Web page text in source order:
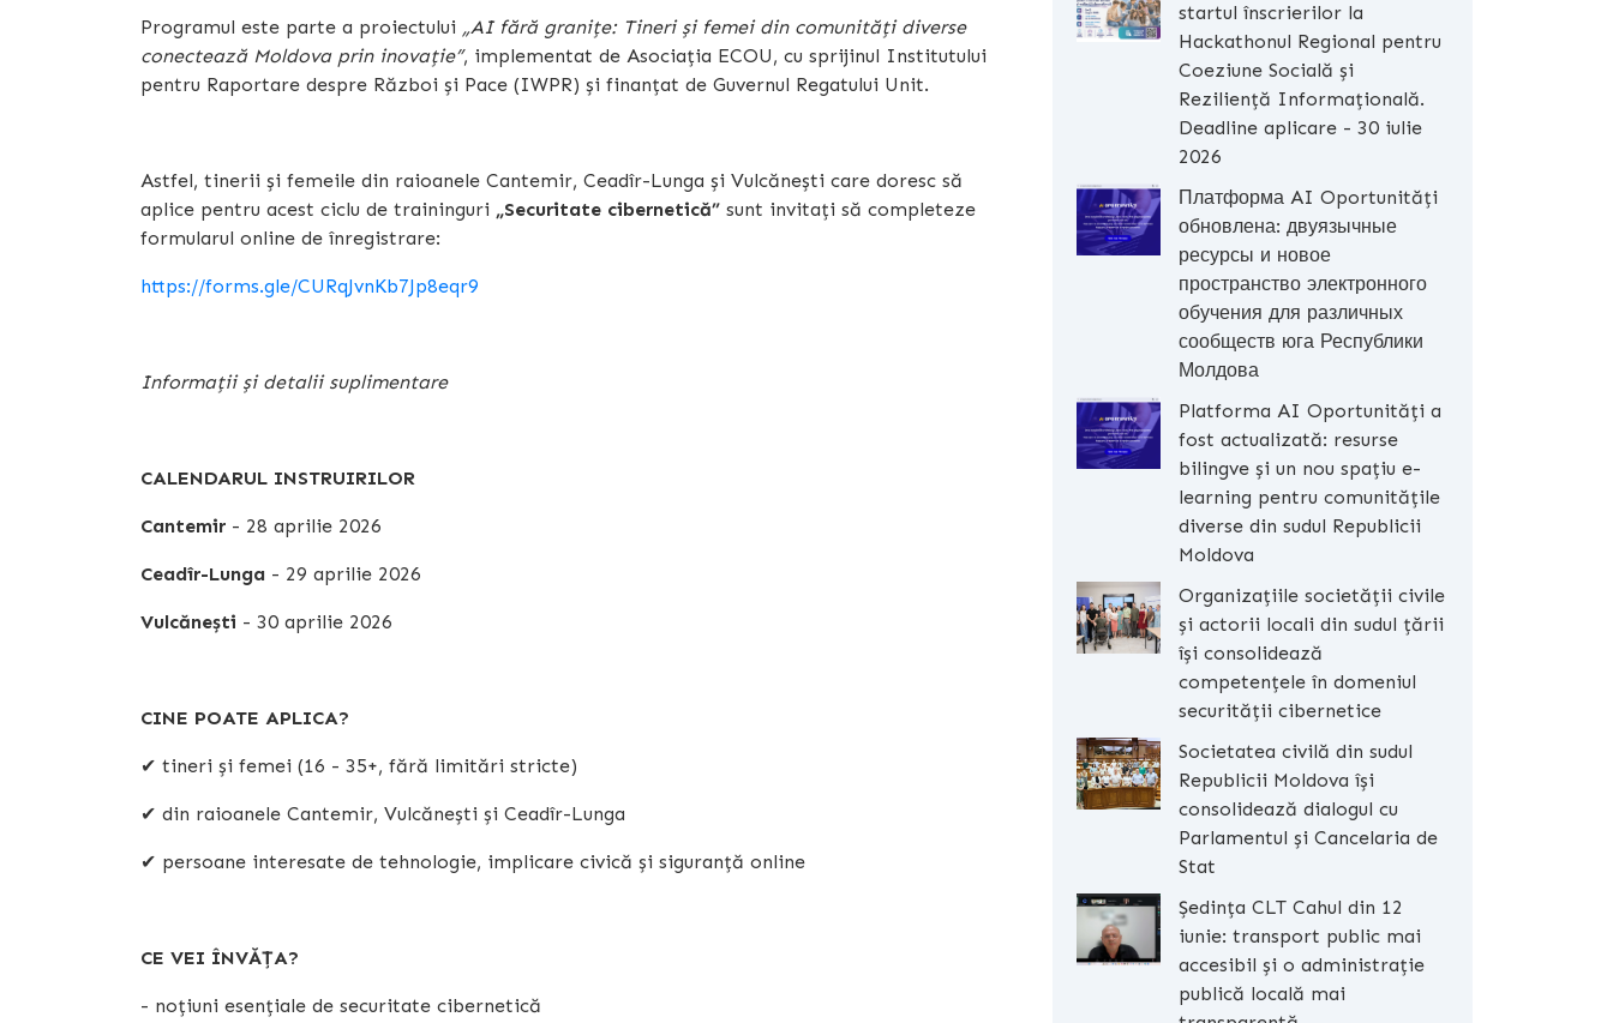
Programul este parte a proiectului „AI fără granițe: Tineri și femei din comunități diverse
conectează Moldova prin inovație”, implementat de Asociația ECOU, cu sprijinul Institutului
pentru Raportare despre Război și Pace (IWPR) și finanțat de Guvernul Regatului Unit.
Astfel, tinerii și femeile din raioanele Cantemir, Ceadîr-Lunga și Vulcănești care doresc să
aplice pentru acest ciclu de traininguri „Securitate cibernetică” sunt invitați să completeze
formularul online de înregistrare:
https://forms.gle/CURqJvnKb7Jp8eqr9
Informații și detalii suplimentare
CALENDARUL INSTRUIRILOR
Cantemir - 28 aprilie 2026
Ceadîr-Lunga - 29 aprilie 2026
Vulcănești - 30 aprilie 2026
CINE POATE APLICA?
✔ tineri și femei (16 - 35+, fără limitări stricte)
✔ din raioanele Cantemir, Vulcănești și Ceadîr-Lunga
✔ persoane interesate de tehnologie, implicare civică și siguranță online
CE VEI ÎNVĂȚA?
- noțiuni esențiale de securitate cibernetică
startul înscrierilor la
Hackathonul Regional pentru
Coeziune Socială și
Reziliență Informațională.
Deadline aplicare - 30 iulie
2026
Платформа AI Oportunități
обновлена: двуязычные
ресурсы и новое
пространство электронного
обучения для различных
сообществ юга Республики
Молдова
Platforma AI Oportunități a
fost actualizată: resurse
bilingve și un nou spațiu e-
learning pentru comunitățile
diverse din sudul Republicii
Moldova
Organizațiile societății civile
și actorii locali din sudul țării
își consolidează
competențele în domeniul
securității cibernetice
Societatea civilă din sudul
Republicii Moldova își
consolidează dialogul cu
Parlamentul și Cancelaria de
Stat
Ședința CLT Cahul din 12
iunie: transport public mai
accesibil și o administrație
publică locală mai